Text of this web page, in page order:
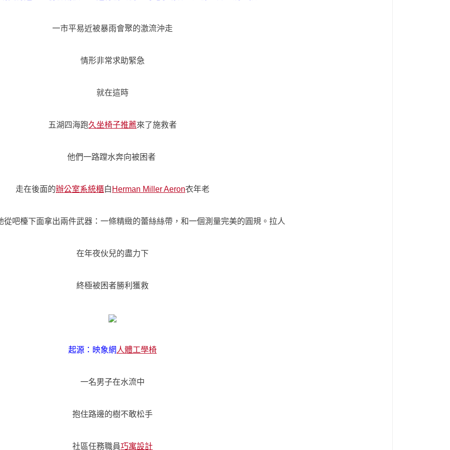
一市平易近被暴雨會聚的激流沖走
情形非常求助緊急
就在這時
五湖四海跑久坐椅子推薦來了施救者
他們一路蹚水奔向被困者
走在後面的辦公室系統櫃白 Herman Miller Aeron衣年老
從吧檯下面拿出兩件武器：一條精緻的蕾絲絲帶，和一個測量完美的圓規。拉人
在年夜伙兒的盡力下
終極被困者勝利獲救
起源：映象網 人體工學椅
一名男子在水流中
抱住路邊的樹不敢松手
社區任務職員巧寓設計